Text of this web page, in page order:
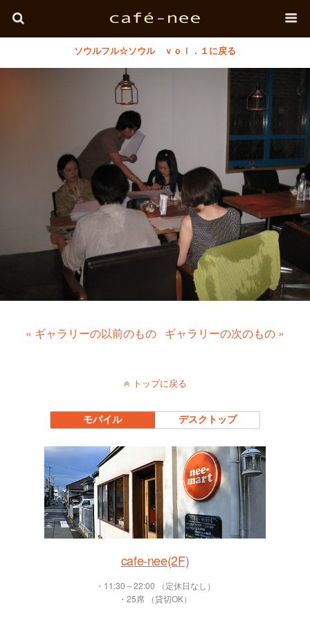
ソウルフル☆ソウル ｖｏｌ．１に戻る
« ギャラリーの以前のもの ギャラリーの次のもの »
トップに戻る
モバイル デスクトップ
cafe-nee(2F)
・11:30～22:00 （定休日なし）
・25席 （貸切OK）